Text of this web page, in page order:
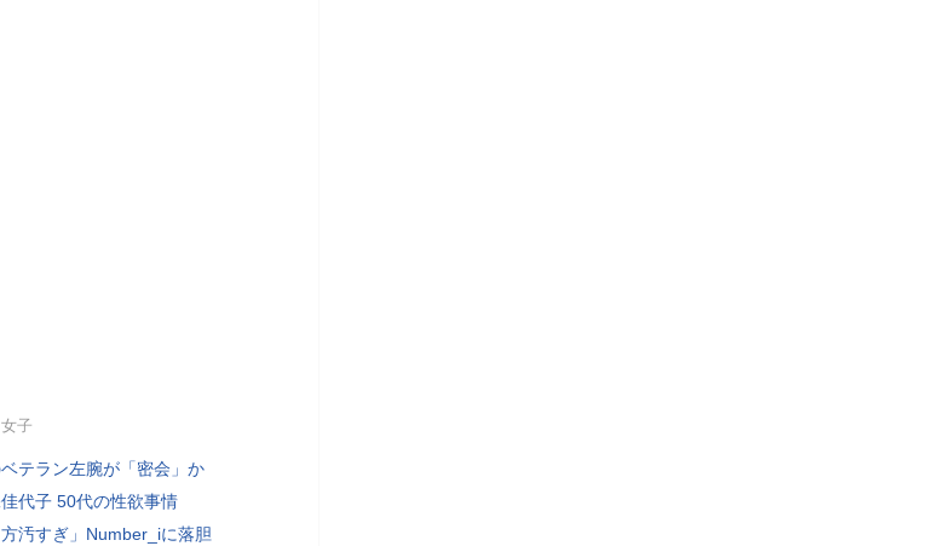
女子
テラン左腕が「密会」か
代子 50代の性欲事情
方汚すぎ」Number_iに落胆